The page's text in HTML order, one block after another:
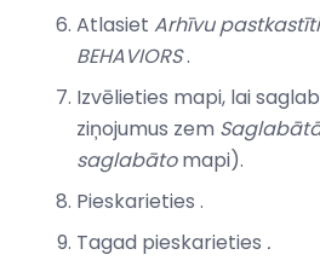
Atlasiet Arhīvu pastkastīti
BEHAVIORS.
Izvēlieties mapi, lai
ziņojumus zem
saglabātomapi).
Pieskarieties .
Tagad pieskarieties .